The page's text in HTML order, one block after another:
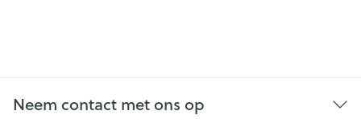
Neem contact met ons op